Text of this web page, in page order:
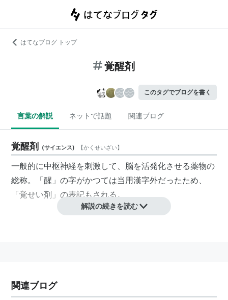
はてなブログ トップ
覚醒剤
このタグでブログを書く
言葉の解説 ネットで話題 関連ブログ
覚醒剤 (サイエンス) 【かくせいざい】
一般的に中枢神経を刺激して、脳を活発化させる薬物の
総称。「醒」の字がかつては当用漢字外だったため、
「覚せい剤」の表記もされる。
WHOの発表によると、精神依存と耐性があるだけで、
肉体依存度はヘロインやアルコールよりも低い。
解説の続きを読む
関連ブログ